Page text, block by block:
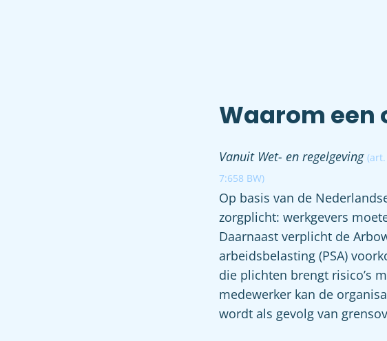
Waarom een
Vanuit Wet- en regelgeving (art.
7:658 BW)
Op basis van de
zorgplicht: werkgevers
Daarnaast verplicht de
arbeidsbelasting (PSA)
die plichten brengt risico’s
medewerker kan de
wordt als gevolg van